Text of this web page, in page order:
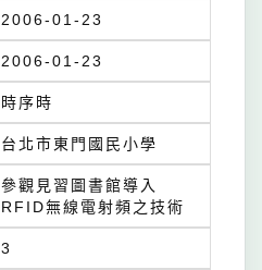
2006-01-23
2006-01-23
時序時
台北市東門國民小學
參觀見習圖書館導入
RFID無線電射頻之技術
3